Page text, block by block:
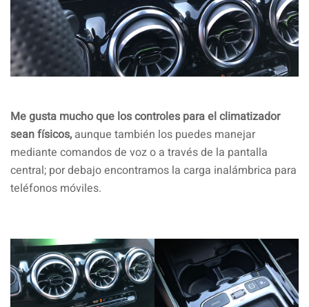
Me gusta mucho que los controles para el climatizador
sean físicos, aunque también los puedes manejar
mediante comandos de voz o a través de la pantalla
central; por debajo encontramos la carga inalámbrica para
teléfonos móviles.